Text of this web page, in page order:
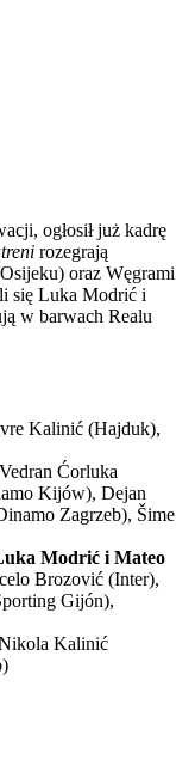
ogłosił już kadrę
rozegrają
oraz Węgrami
się Luka Modrić i
w barwach Realu
Kalinić (Hajduk),
Ćorluka
Kijów), Dejan
Zagrzeb), Šime
Modrić i Mateo
Brozović (Inter),
Gijón),
Kalinić